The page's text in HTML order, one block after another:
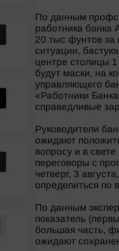
По данным
работника банка
20 тыс фунтов за
ситуации,
центре столицы
будут маски, на
управляющего
«Работники
справедливые
Руководители
ожидают
вопросу и в
переговоры с
четверг, 3
определиться по
По данным
показатель
большая часть,
ожидают